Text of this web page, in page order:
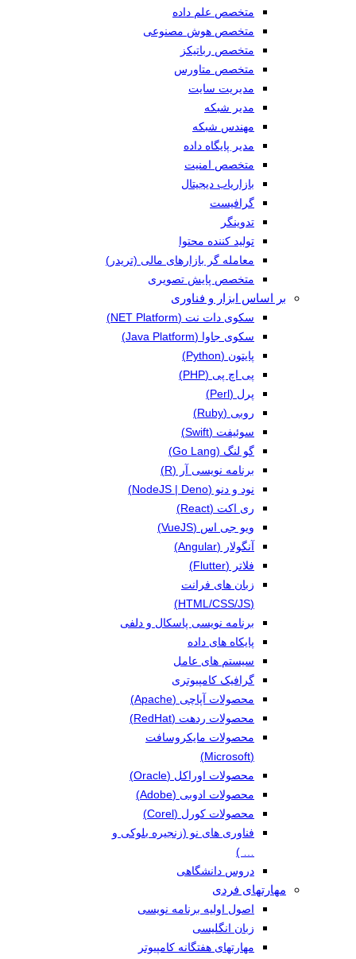
متخصص علم داده
متخصص هوش مصنوعی
متخصص رباتیکز
متخصص متاورس
مدیریت سایت
مدیر شبکه
مهندس شبکه
مدیر پایگاه داده
متخصص امنیت
بازاریاب دیجیتال
گرافیست
تدوینگر
تولید کننده محتوا
معامله گر بازارهای مالی (تریدر)
متخصص پایش تصویری
بر اساس ابزار و فناوری
سکوی دات نت (NET Platform)
سکوی جاوا (Java Platform)
پایتون (Python)
پی اچ پی (PHP)
پرل (Perl)
روبی (Ruby)
سوئیفت (Swift)
گو لنگ (Go Lang)
برنامه نویسی آر (R)
نود و دنو (NodeJS | Deno)
ری اکت (React)
ویو جی اس (VueJS)
آنگولار (Angular)
فلاتر (Flutter)
زبان های فرانت
(HTML/CSS/JS)
برنامه نویسی پاسکال و دلفی
پایکاه های داده
سیستم های عامل
گرافیک کامپیوتری
محصولات آپاچی (Apache)
محصولات ردهت (RedHat)
محصولات مایکروسافت
(Microsoft)
محصولات اوراکل (Oracle)
محصولات ادوبی (Adobe)
محصولات کورل (Corel)
فناوری های نو (زنجیره بلوکی و
… )
دروس دانشگاهی
مهارتهای فردی
اصول اولیه برنامه نویسی
زبان انگلیسی
مهارتهای هفتگانه کامپیوتر